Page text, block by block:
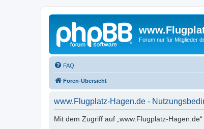
Forum nur für Mitglieder
FAQ
Foren-Übersicht
www.Flugplatz-Hagen.de -
Mit dem Zugriff auf „www.Flugplatz-